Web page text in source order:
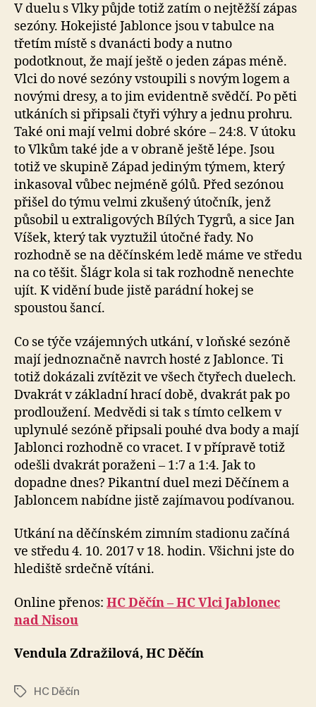
V duelu s Vlky půjde totiž zatím o nejtěžší zápas
sezóny. Hokejisté Jablonce jsou v tabulce na
třetím místě s dvanácti body a nutno
podotknout, že mají ještě o jeden zápas méně.
Vlci do nové sezóny vstoupili s novým logem a
novými dresy, a to jim evidentně svědčí. Po pěti
utkáních si připsali čtyři výhry a jednu prohru.
Také oni mají velmi dobré skóre – 24:8. V útoku
to Vlkům také jde a v obraně ještě lépe. Jsou
totiž ve skupině Západ jediným týmem, který
inkasoval vůbec nejméně gólů. Před sezónou
přišel do týmu velmi zkušený útočník, jenž
působil u extraligových Bílých Tygrů, a sice Jan
Víšek, který tak vyztužil útočné řady. No
rozhodně se na děčínském ledě máme ve středu
na co těšit. Šlágr kola si tak rozhodně nenechte
ujít. K vidění bude jistě parádní hokej se
spoustou šancí.
Co se týče vzájemných utkání, v loňské sezóně
mají jednoznačně navrch hosté z Jablonce. Ti
totiž dokázali zvítězit ve všech čtyřech duelech.
Dvakrát v základní hrací době, dvakrát pak po
prodloužení. Medvědi si tak s tímto celkem v
uplynulé sezóně připsali pouhé dva body a mají
Jablonci rozhodně co vracet. I v přípravě totiž
odešli dvakrát poraženi – 1:7 a 1:4. Jak to
dopadne dnes? Pikantní duel mezi Děčínem a
Jabloncem nabídne jistě zajímavou podívanou.
Utkání na děčínském zimním stadionu začíná
ve středu 4. 10. 2017 v 18. hodin. Všichni jste do
hlediště srdečně vítáni.
Online přenos: HC Děčín – HC Vlci Jablonec
nad Nisou
Vendula Zdražilová, HC Děčín
ŠtítkyHC Děčín